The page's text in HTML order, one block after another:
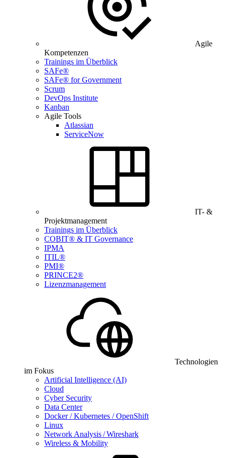
Agile
Kompetenzen
Trainings im Überblick
SAFe®
SAFe® for Government
Scrum
DevOps Institute
Kanban
Agile Tools
Atlassian
ServiceNow
IT- &
Projektmanagement
Trainings im Überblick
COBIT® & IT Governance
IPMA
ITIL®
PMI®
PRINCE2®
Lizenzmanagement
Technologien
im Fokus
Artificial Intelligence (AI)
Cloud
Cyber Security
Data Center
Docker / Kubernetes / OpenShift
Linux
Network Analysis / Wireshark
Wireless & Mobility